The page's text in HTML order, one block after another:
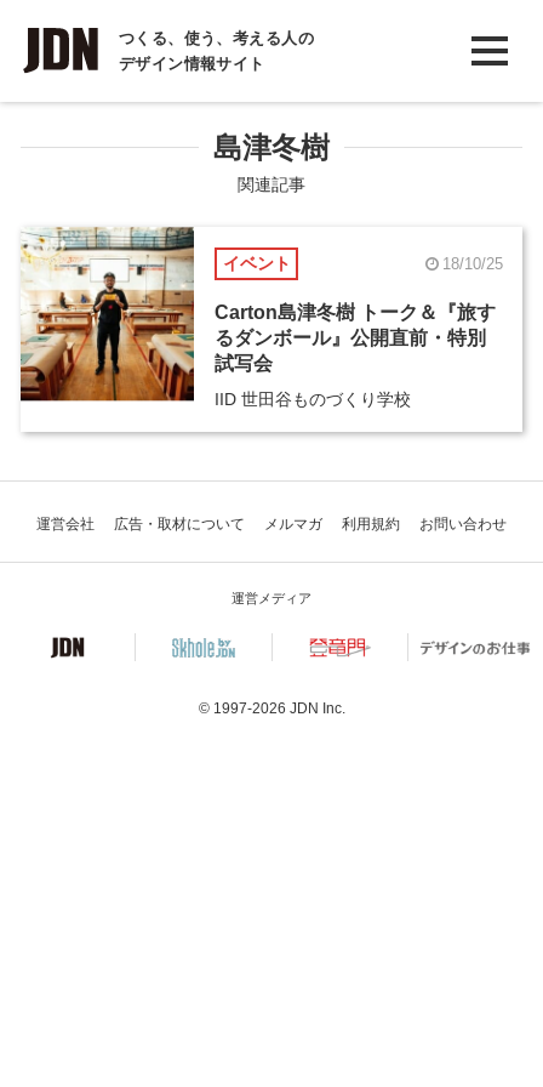
つくる、使う、考える人の
デザイン情報サイト
INTERVIEW
インタビュー
COLUMN
コラム
島津冬樹
関連記事
イベント 18/10/25
Carton島津冬樹 トーク＆『旅す
るダンボール』公開直前・特別
試写会
IID 世田谷ものづくり学校
運営会社 広告・取材について メルマガ 利用規約 お問い合わせ
運営メディア
© 1997-2026 JDN Inc.